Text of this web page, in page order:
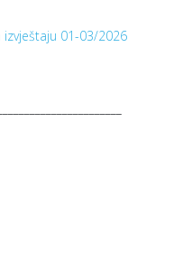
01-03/2026